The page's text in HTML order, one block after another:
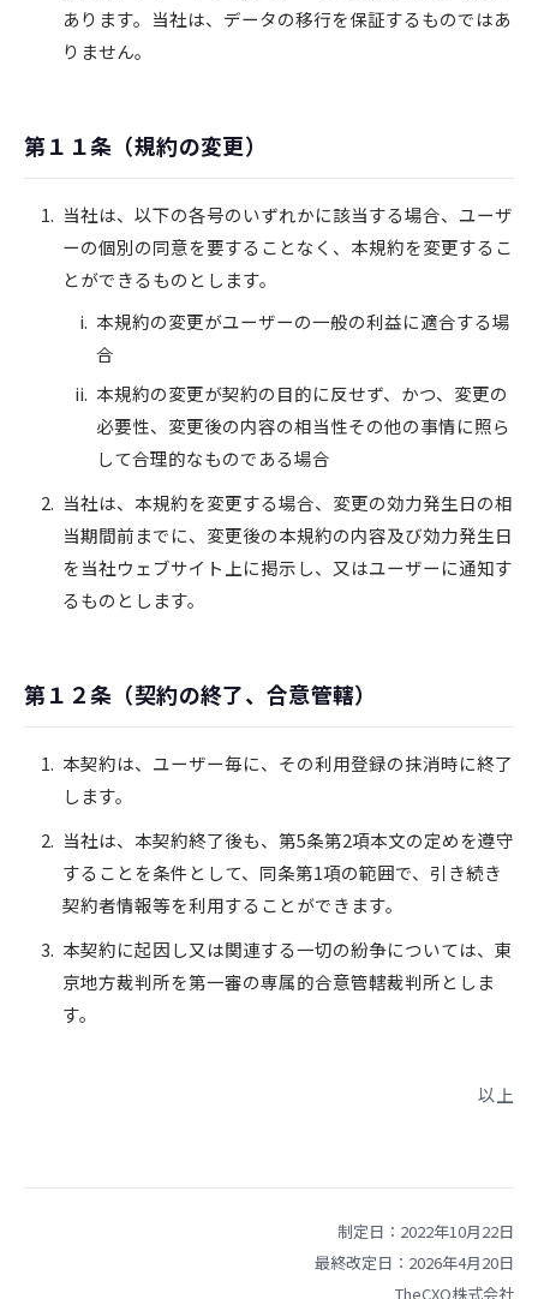
あります。当社は、データの移行を保証するものではあ
りません。
第１１条（規約の変更）
当社は、以下の各号のいずれかに該当する場合、ユーザ
ーの個別の同意を要することなく、本規約を変更するこ
とができるものとします。
本規約の変更がユーザーの一般の利益に適合する場
合
本規約の変更が契約の目的に反せず、かつ、変更の
必要性、変更後の内容の相当性その他の事情に照ら
して合理的なものである場合
当社は、本規約を変更する場合、変更の効力発生日の相
当期間前までに、変更後の本規約の内容及び効力発生日
を当社ウェブサイト上に掲示し、又はユーザーに通知す
るものとします。
第１２条（契約の終了、合意管轄）
本契約は、ユーザー毎に、その利用登録の抹消時に終了
します。
当社は、本契約終了後も、第5条第2項本文の定めを遵守
することを条件として、同条第1項の範囲で、引き続き
契約者情報等を利用することができます。
本契約に起因し又は関連する一切の紛争については、東
京地方裁判所を第一審の専属的合意管轄裁判所としま
す。
以上
制定日：2022年10月22日
最終改定日：2026年4月20日
TheCXO株式会社